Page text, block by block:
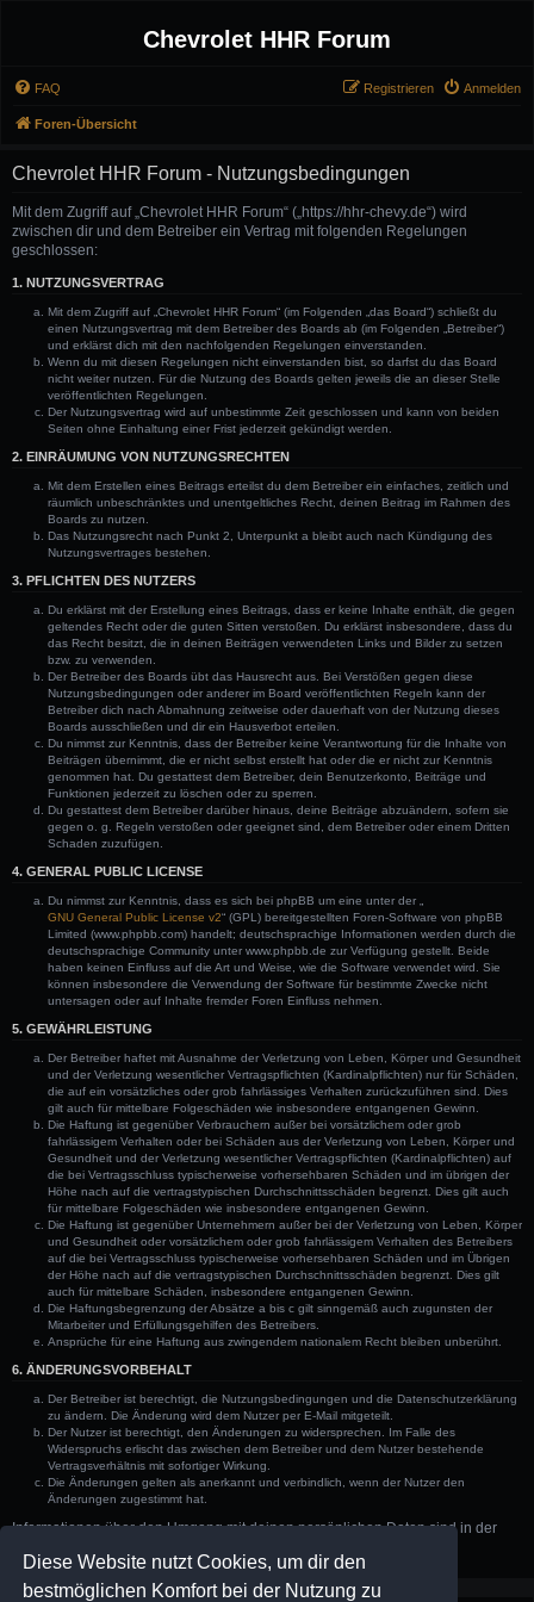
Diese Website nutzt Cookies, um dir den
bestmöglichen Komfort bei der Nutzung zu
Chevrolet HHR Forum
FAQ Anmelden
Registrieren
Foren-Übersicht
Chevrolet HHR Forum - Nutzungsbedingungen
Mit dem Zugriff auf „Chevrolet HHR Forum“ („https://hhr-chevy.de“) wird
zwischen dir und dem Betreiber ein Vertrag mit folgenden Regelungen
geschlossen:
1. NUTZUNGSVERTRAG
Mit dem Zugriff auf „Chevrolet HHR Forum“ (im Folgenden „das Board“) schließt du
einen Nutzungsvertrag mit dem Betreiber des Boards ab (im Folgenden „Betreiber“)
und erklärst dich mit den nachfolgenden Regelungen einverstanden.
Wenn du mit diesen Regelungen nicht einverstanden bist, so darfst du das Board
nicht weiter nutzen. Für die Nutzung des Boards gelten jeweils die an dieser Stelle
veröffentlichten Regelungen.
Der Nutzungsvertrag wird auf unbestimmte Zeit geschlossen und kann von beiden
Seiten ohne Einhaltung einer Frist jederzeit gekündigt werden.
2. EINRÄUMUNG VON NUTZUNGSRECHTEN
Mit dem Erstellen eines Beitrags erteilst du dem Betreiber ein einfaches, zeitlich und
räumlich unbeschränktes und unentgeltliches Recht, deinen Beitrag im Rahmen des
Boards zu nutzen.
Das Nutzungsrecht nach Punkt 2, Unterpunkt a bleibt auch nach Kündigung des
Nutzungsvertrages bestehen.
3. PFLICHTEN DES NUTZERS
Du erklärst mit der Erstellung eines Beitrags, dass er keine Inhalte enthält, die gegen
geltendes Recht oder die guten Sitten verstoßen. Du erklärst insbesondere, dass du
das Recht besitzt, die in deinen Beiträgen verwendeten Links und Bilder zu setzen
bzw. zu verwenden.
Der Betreiber des Boards übt das Hausrecht aus. Bei Verstößen gegen diese
Nutzungsbedingungen oder anderer im Board veröffentlichten Regeln kann der
Betreiber dich nach Abmahnung zeitweise oder dauerhaft von der Nutzung dieses
Boards ausschließen und dir ein Hausverbot erteilen.
Du nimmst zur Kenntnis, dass der Betreiber keine Verantwortung für die Inhalte von
Beiträgen übernimmt, die er nicht selbst erstellt hat oder die er nicht zur Kenntnis
genommen hat. Du gestattest dem Betreiber, dein Benutzerkonto, Beiträge und
Funktionen jederzeit zu löschen oder zu sperren.
Du gestattest dem Betreiber darüber hinaus, deine Beiträge abzuändern, sofern sie
gegen o. g. Regeln verstoßen oder geeignet sind, dem Betreiber oder einem Dritten
Schaden zuzufügen.
4. GENERAL PUBLIC LICENSE
Du nimmst zur Kenntnis, dass es sich bei phpBB um eine unter der „
GNU General Public License v2“ (GPL) bereitgestellten Foren-Software von phpBB
Limited (www.phpbb.com) handelt; deutschsprachige Informationen werden durch die
deutschsprachige Community unter www.phpbb.de zur Verfügung gestellt. Beide
haben keinen Einfluss auf die Art und Weise, wie die Software verwendet wird. Sie
können insbesondere die Verwendung der Software für bestimmte Zwecke nicht
untersagen oder auf Inhalte fremder Foren Einfluss nehmen.
5. GEWÄHRLEISTUNG
Der Betreiber haftet mit Ausnahme der Verletzung von Leben, Körper und Gesundheit
und der Verletzung wesentlicher Vertragspflichten (Kardinalpflichten) nur für Schäden,
die auf ein vorsätzliches oder grob fahrlässiges Verhalten zurückzuführen sind. Dies
gilt auch für mittelbare Folgeschäden wie insbesondere entgangenen Gewinn.
Die Haftung ist gegenüber Verbrauchern außer bei vorsätzlichem oder grob
fahrlässigem Verhalten oder bei Schäden aus der Verletzung von Leben, Körper und
Gesundheit und der Verletzung wesentlicher Vertragspflichten (Kardinalpflichten) auf
die bei Vertragsschluss typischerweise vorhersehbaren Schäden und im übrigen der
Höhe nach auf die vertragstypischen Durchschnittsschäden begrenzt. Dies gilt auch
für mittelbare Folgeschäden wie insbesondere entgangenen Gewinn.
Die Haftung ist gegenüber Unternehmern außer bei der Verletzung von Leben, Körper
und Gesundheit oder vorsätzlichem oder grob fahrlässigem Verhalten des Betreibers
auf die bei Vertragsschluss typischerweise vorhersehbaren Schäden und im Übrigen
der Höhe nach auf die vertragstypischen Durchschnittsschäden begrenzt. Dies gilt
auch für mittelbare Schäden, insbesondere entgangenen Gewinn.
Die Haftungsbegrenzung der Absätze a bis c gilt sinngemäß auch zugunsten der
Mitarbeiter und Erfüllungsgehilfen des Betreibers.
Ansprüche für eine Haftung aus zwingendem nationalem Recht bleiben unberührt.
6. ÄNDERUNGSVORBEHALT
Der Betreiber ist berechtigt, die Nutzungsbedingungen und die Datenschutzerklärung
zu ändern. Die Änderung wird dem Nutzer per E-Mail mitgeteilt.
Der Nutzer ist berechtigt, den Änderungen zu widersprechen. Im Falle des
Widerspruchs erlischt das zwischen dem Betreiber und dem Nutzer bestehende
Vertragsverhältnis mit sofortiger Wirkung.
Die Änderungen gelten als anerkannt und verbindlich, wenn der Nutzer den
Änderungen zugestimmt hat.
Informationen über den Umgang mit deinen persönlichen Daten sind in der